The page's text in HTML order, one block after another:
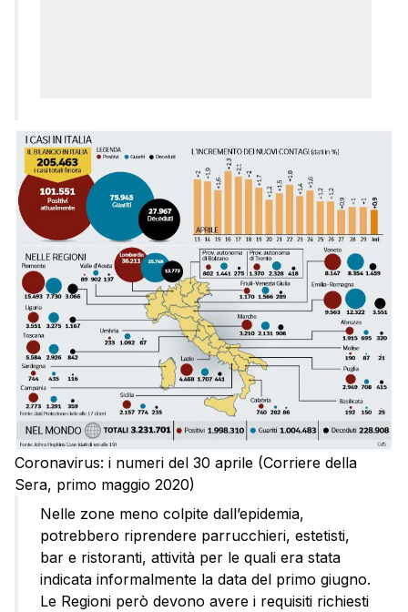
Coronavirus: i numeri del 30 aprile (Corriere della
Sera, primo maggio 2020)
Nelle zone meno colpite dall’epidemia,
potrebbero riprendere parrucchieri, estetisti,
bar e ristoranti, attività per le quali era stata
indicata informalmente la data del primo giugno.
Le Regioni però devono avere i requisiti richiesti